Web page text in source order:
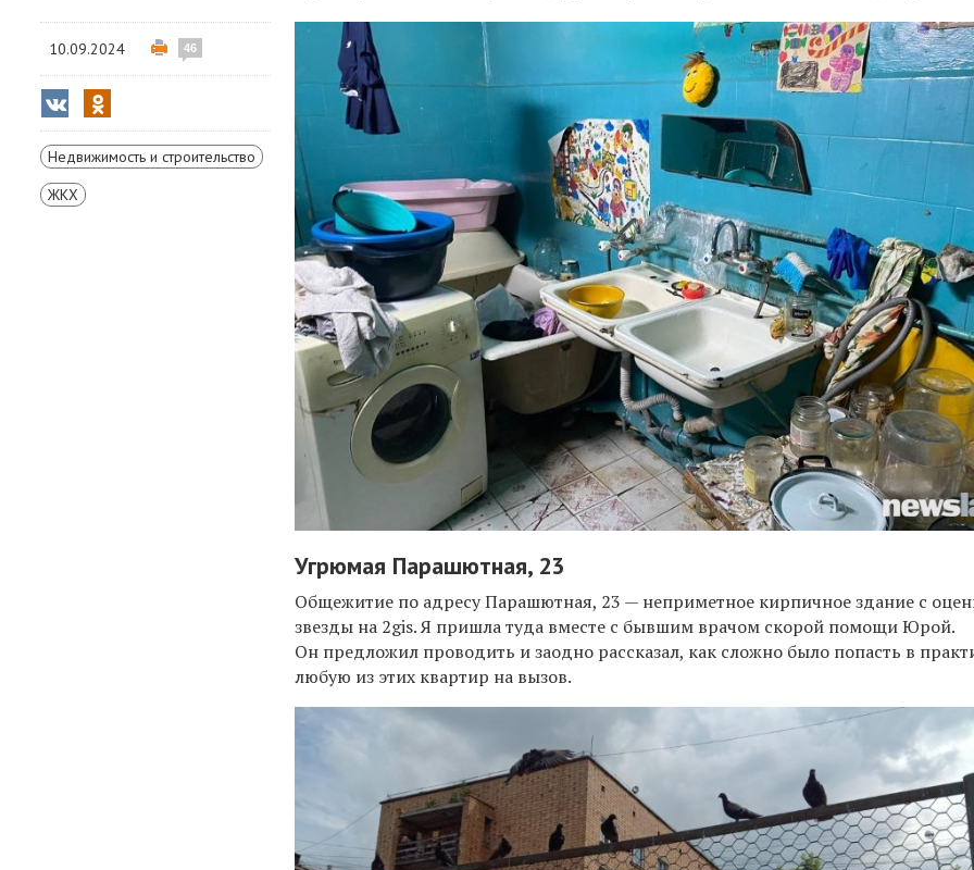
10.09.2024 46
Недвижимость и строительство
ЖКХ
Угрюмая Парашютная, 23
Общежитие по адресу Парашютная, 23 — неприметное кирпичное здание с
звезды на 2gis. Я пришла туда вместе с бывшим врачом скорой помощи Юрой.
Он предложил проводить и заодно рассказал, как сложно было попасть в
любую из этих квартир на вызов.